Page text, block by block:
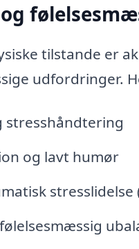
tilstande er
udfordringer.
stresshåndtering
og lavt humør
stresslidelse